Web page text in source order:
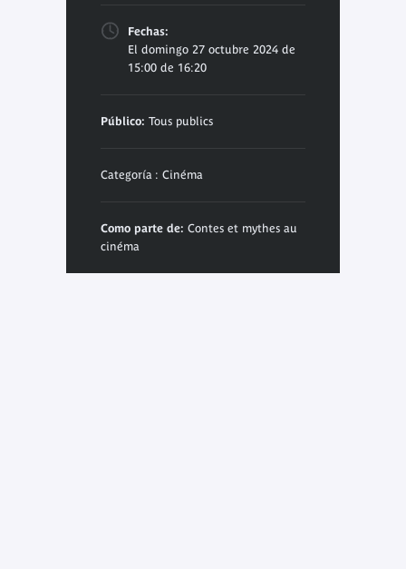
Fechas:
El domingo 27 octubre 2024 de
15:00 de 16:20
Público: Tous publics
Categoría : Cinéma
Como parte de: Contes et mythes au
cinéma